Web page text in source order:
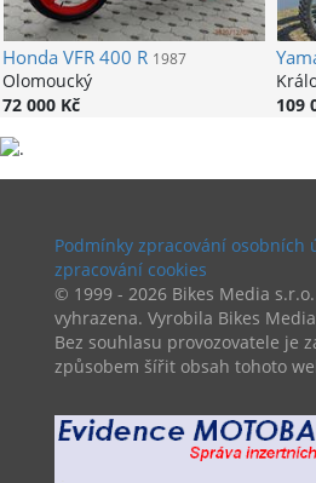
HondaVFR 400 R 1987
Olomoucký
72 000 Kč
109
Podmínky zpracování osobních
zpracování cookies
© 1999 - 2026 Bikes Media
vyhrazena. Vyrobila Bikes
Bez souhlasu provozovatele je
způsobem šířit obsah tohoto